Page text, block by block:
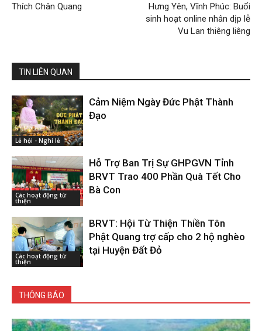
Thích Chân Quang
Hưng Yên, Vĩnh Phúc: Buổi
sinh hoạt online nhân dịp lễ
Vu Lan thiêng liêng
TIN LIÊN QUAN
Lễ hội - Nghi lễ
Cảm Niệm Ngày Đức Phật Thành
Đạo
Các hoạt động từ
thiện
Hỗ Trợ Ban Trị Sự GHPGVN Tỉnh
BRVT Trao 400 Phần Quà Tết Cho
Bà Con
Các hoạt động từ
thiện
BRVT: Hội Từ Thiện Thiền Tôn
Phật Quang trợ cấp cho 2 hộ nghèo
tại Huyện Đất Đỏ
THÔNG BÁO